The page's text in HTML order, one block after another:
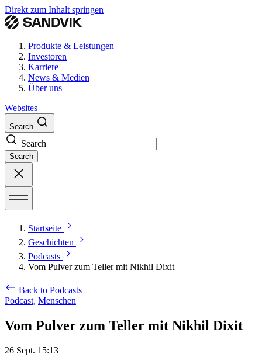
Direkt zum Inhalt springen
Produkte & Leistungen
Investoren
Karriere
News & Medien
Über uns
Websites
Search
Search
Search
Startseite
Geschichten
Podcasts
Vom Pulver zum Teller mit Nikhil Dixit
Back to Podcasts
Podcast, Menschen
Vom Pulver zum Teller mit Nikhil Dixit
26 Sept. 15:13